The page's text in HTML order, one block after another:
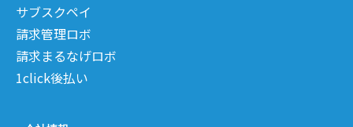
サブスクペイ
請求管理ロボ
請求まるなげロボ
1click後払い